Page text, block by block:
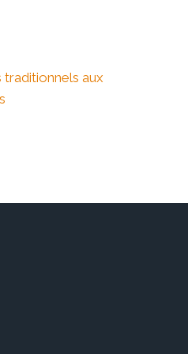
traditionnels aux